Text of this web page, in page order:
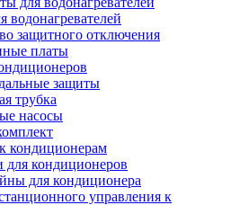
защитного отключения
платы
защиты
трубка
насосы
кондиционерам
для кондиционеров
для кондиционера
управления к